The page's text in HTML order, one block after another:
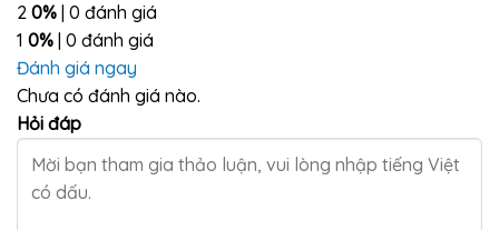
2 0% | 0 đánh giá
1 0% | 0 đánh giá
Đánh giá ngay
Chưa có đánh giá nào.
Hỏi đáp